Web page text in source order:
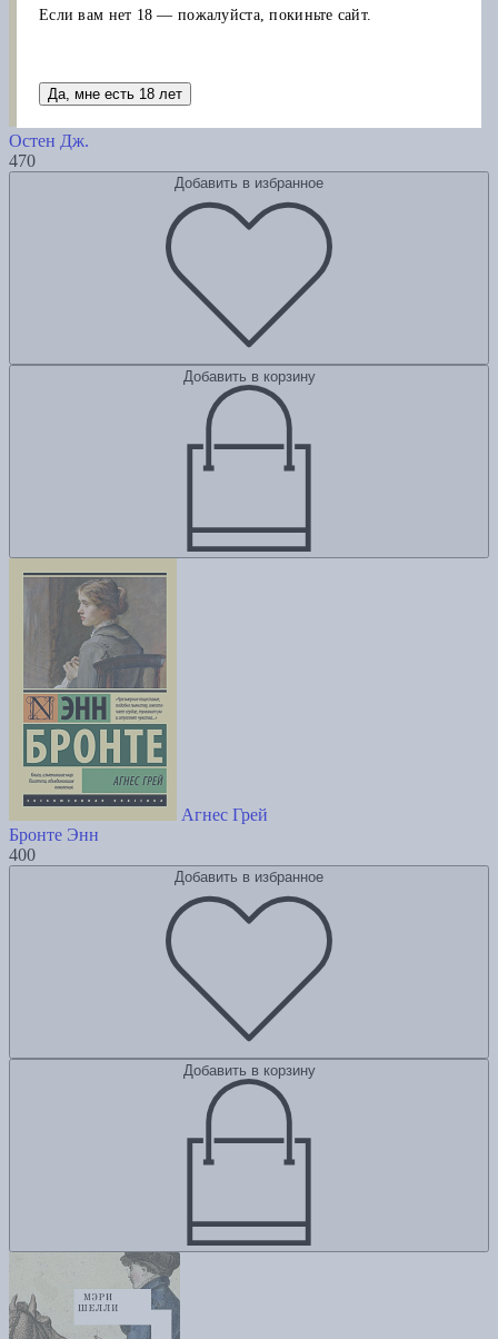
Остен Дж.
470
Добавить в избранное
Добавить в корзину
Агнес Грей
Бронте Энн
400
Добавить в избранное
Добавить в корзину
Если вам нет 18 — пожалуйста, покиньте сайт.
Да, мне есть 18 лет